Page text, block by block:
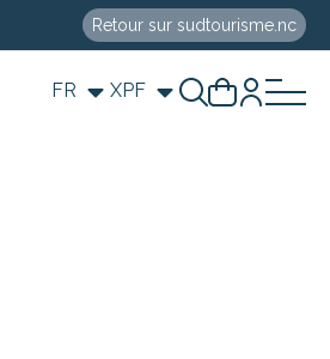
Retour sur sudtourisme.nc
FR XPF